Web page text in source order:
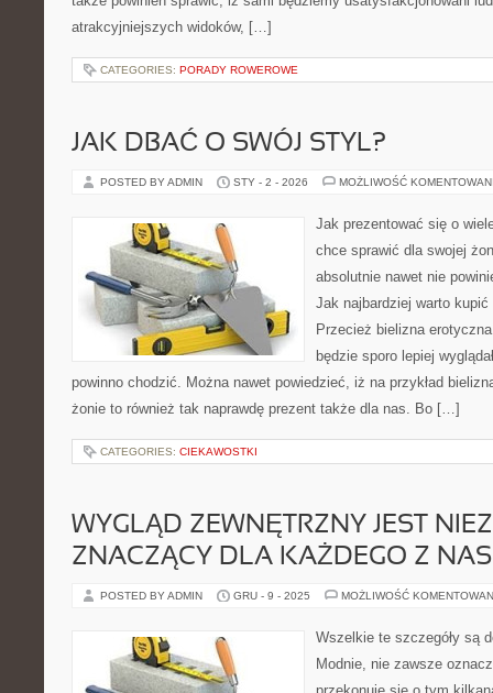
atrakcyjniejszych widoków, […]
CATEGORIES: PORADY ROWEROWE
JAK DBAĆ O SWÓJ STYL?
POSTED BY ADMIN STY - 2 - 2026 MOŻLIWOŚĆ
Jak prezentować się o
chce sprawić dla swojej
absolutnie nawet nie
Jak najbardziej warto
Przecież bielizna
będzie sporo lepiej
powinno chodzić. Można nawet powiedzieć, iż na przykład
żonie to również tak naprawdę prezent także dla nas. Bo […]
CATEGORIES: CIEKAWOSTKI
WYGLĄD ZEWNĘTRZNY JEST
ZNACZĄCY DLA KAŻDEGO Z NAS
POSTED BY ADMIN GRU - 9 - 2025 MOŻLIWOŚĆ
Wszelkie te szczegóły są
Modnie, nie zawsze